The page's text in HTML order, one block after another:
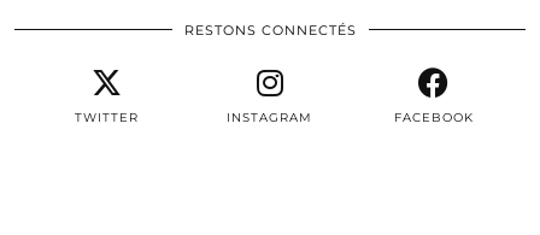
RESTONS CONNECTÉS
TWITTER INSTAGRAM FACEBOOK